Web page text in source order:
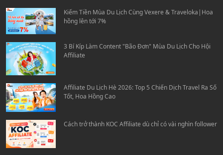
Kiếm Tiền Mùa Du Lịch Cùng Vexere & Traveloka|Hoa
hồng lên tới 7%
3 Bí Kíp Làm Content "Bão Đơn" Mùa Du Lịch Cho Hội
Affiliate
Affiliate Du Lịch Hè 2026: Top 5 Chiến Dịch Travel Ra Số
Tốt, Hoa Hồng Cao
Cách trở thành KOC Affiliate dù chỉ có vài nghìn follower